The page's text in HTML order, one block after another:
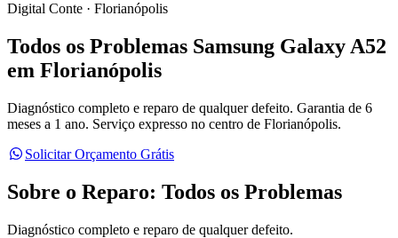
Digital Conte · Florianópolis
Todos os Problemas Samsung Galaxy A52
em Florianópolis
Diagnóstico completo e reparo de qualquer defeito. Garantia de 6
meses a 1 ano. Serviço expresso no centro de Florianópolis.
Solicitar Orçamento Grátis
Sobre o Reparo: Todos os Problemas
Diagnóstico completo e reparo de qualquer defeito.